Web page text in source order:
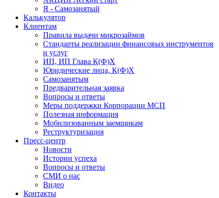
Я - Самозанятый
Калькулятор
Клиентам
Правила выдачи микрозаймов
Стандарты реализации финансовых инструментов
и услуг
ИП, ИП Глава К(Ф)Х
Юридические лица, К(Ф)Х
Самозанятым
Предварительная заявка
Вопросы и ответы
Меры поддержки Корпорации МСП
Полезная информация
Мобилизованным заемщикам
Реструктуризация
Пресс-центр
Новости
Истории успеха
Вопросы и ответы
СМИ о нас
Видео
Контакты